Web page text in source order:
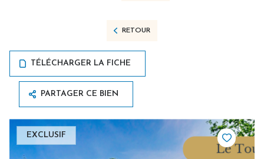
RETOUR
TÉLÉCHARGER LA FICHE
PARTAGER CE BIEN
EXCLUSIF